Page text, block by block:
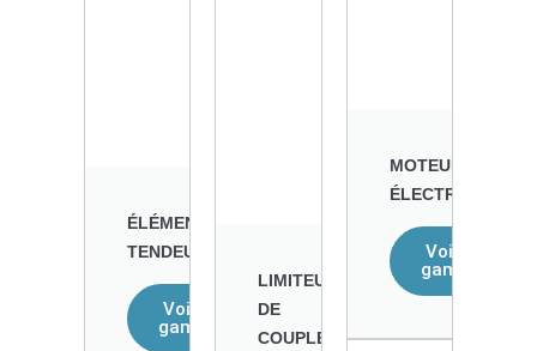
ÉLÉMENTS
TENDEURS
Voir la
gamme
LIMITEURS
DE
COUPLE
MOTEURS
ÉLECTRIQUES
Voir la
gamme